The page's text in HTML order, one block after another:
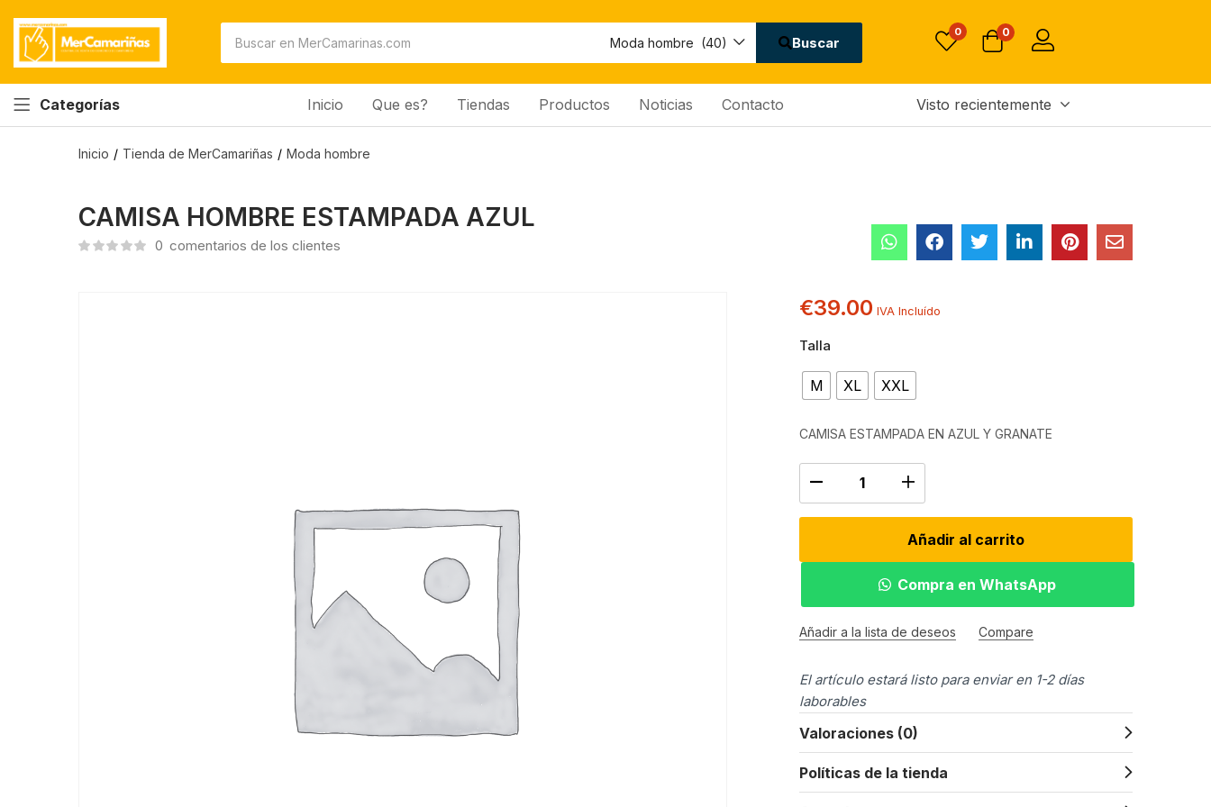
Moda hombre (40) Buscar
0 0
Categorías Inicio Que es? Tiendas Productos Noticias Contacto Visto recientemente
Inicio Tienda de MerCamariñas Moda hombre
CAMISA HOMBRE ESTAMPADA AZUL
0 comentarios de los clientes
€39.00 IVA Incluído
Talla
M XL XXL
CAMISA ESTAMPADA EN AZUL Y GRANATE
Añadir al carrito
Compra en WhatsApp
Añadir a la lista de deseos Compare
El artículo estará listo para enviar en 1-2 días
laborables
Valoraciones (0)
Políticas de la tienda